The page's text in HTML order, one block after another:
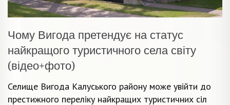
Чому Вигода претендує на статус
найкращого туристичного села світу
(відео+фото)
Селище Вигода Калуського району може увійти до
престижного переліку найкращих туристичних сіл